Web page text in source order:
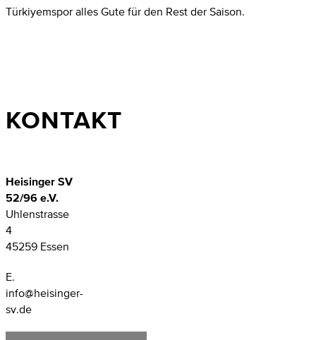
Türkiyemspor alles Gute für den Rest der Saison.
KONTAKT
Heisinger SV
52/96 e.V.
Uhlenstrasse
4
45259 Essen
E.
info@heisinger-
sv.de